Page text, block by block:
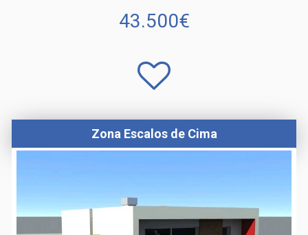
43.500€
Zona Escalos de Cima